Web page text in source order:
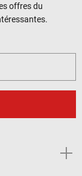
offres du